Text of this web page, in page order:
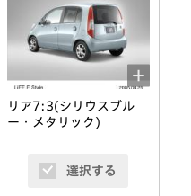
リア7:3(シリウスブル
ー・メタリック)
選択する